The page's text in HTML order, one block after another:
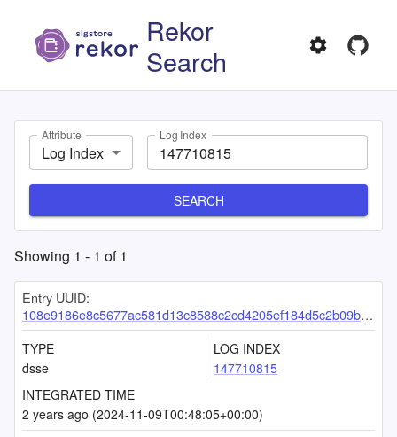
Rekor
Search
Attribute
Log Index
Log Index
SEARCH
Showing 1 - 1 of1
Entry UUID:
108e9186e8c5677ac581d13c8588c2cd4205ef184d5c2b09b51b813003a7221b723556e42be253b0
TYPE
dsse
LOG INDEX
147710815
INTEGRATED TIME
2 years ago (2024-11-09T00:48:05+00:00)